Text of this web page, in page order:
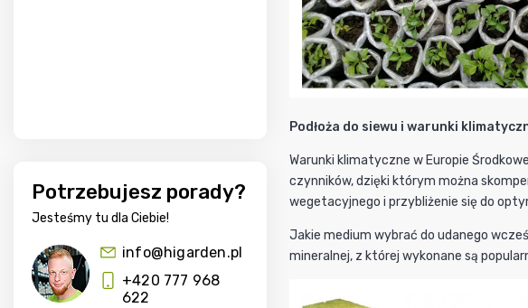
Potrzebujesz porady?
Jesteśmy tu dla Ciebie!
info@higarden.pl
+420 777 968
622
Podłoża do siewu i warunki
Warunki klimatyczne w Europie
czynników, dzięki którym można
wegetacyjnego i przybliżenie się do
Jakie medium wybrać do udanego
mineralnej, z której wykonane są